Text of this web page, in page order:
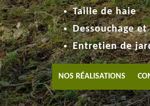
Taille de haie
Dessouchage
Entretien de
NOS RÉALISATIONS